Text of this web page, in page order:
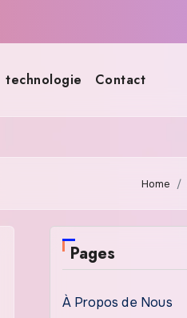
technologie Contact
Home
Pages
À Propos de Nous